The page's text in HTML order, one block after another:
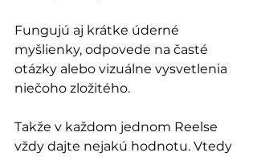
Fungujú aj krátke úderné
myšlienky, odpovede na časté
otázky alebo vizuálne vysvetlenia
niečoho zložitého.
Takže v každom jednom Reelse
vždy dajte nejakú hodnotu. Vtedy